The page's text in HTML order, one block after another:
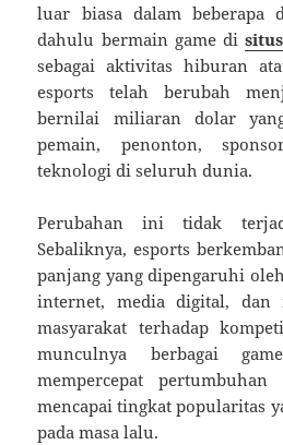
luar biasa dalam beberapa
dahulu bermain game di
sebagai aktivitas hiburan
esports telah berubah
bernilai miliaran dolar
pemain, penonton,
teknologi di seluruh dunia.
Perubahan ini tidak
Sebaliknya, esports
panjang yang dipengaruhi
internet, media digital, dan
masyarakat terhadap
munculnya berbagai
mempercepat
mencapai tingkat popularitas
pada masa lalu.